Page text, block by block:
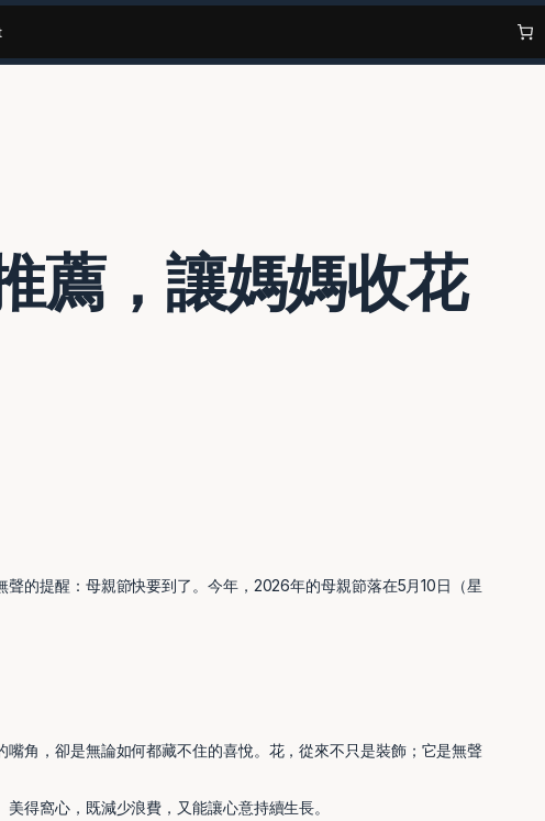
薦，讓媽媽收花
的提醒：母親節快要到了。今年，2026年的母親節落在5月10日（星
角，卻是無論如何都藏不住的喜悅。花，從來不只是裝飾；它是無聲
得窩心，既減少浪費，又能讓心意持續生長。